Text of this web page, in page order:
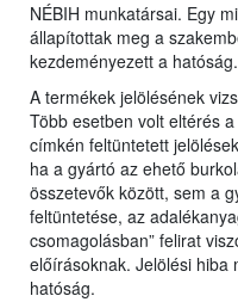
NÉBIH munkatársai. Egy
állapítottak meg a
kezdeményezett a hatóság.
A termékek jelölésének
Több esetben volt eltérés
címkén feltüntetett
ha a gyártó az ehető
összetevők között, sem a
feltüntetése, az
csomagolásban” felirat
előírásoknak. Jelölési hiba
hatóság.